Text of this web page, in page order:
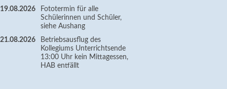
19.08.2026
Fototermin für alle
Schülerinnen und Schüler,
siehe Aushang
21.08.2026
Betriebsausflug des
Kollegiums Unterrichtsende
13:00 Uhr kein Mittagessen,
HAB entfällt